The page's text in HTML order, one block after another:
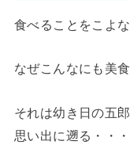
食べることをこよ
なぜこんなにも美
それは幼き日の五
思い出に遡る・・・